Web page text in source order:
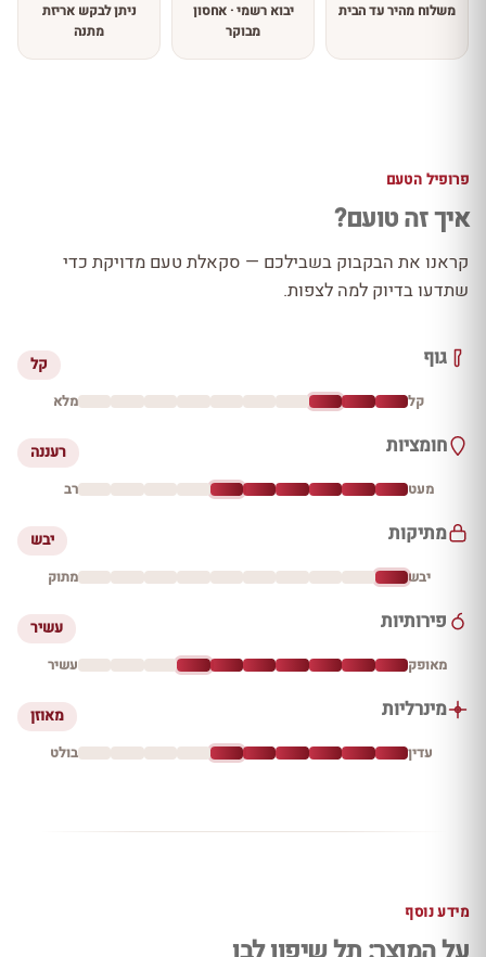
משלוח מהיר עד הבית
יבוא רשמי · אחסון
מבוקר
ניתן לבקש אריזת
מתנה
פרופיל הטעם
איך זה טועם?
קראנו את הבקבוק בשבילכם — סקאלת טעם מדויקת כדי
שתדעו בדיוק למה לצפות.
גוף קל
קל מלא
חומציות רעננה
מעט רב
מתיקות יבש
יבש מתוק
פירותיות עשיר
מאופק עשיר
מינרליות מאוזן
עדין בולט
מידע נוסף